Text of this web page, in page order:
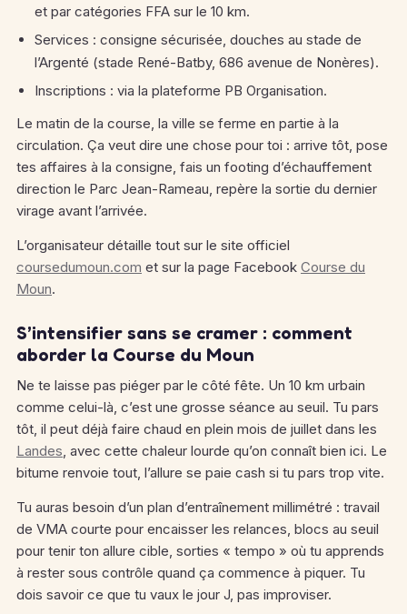
et par catégories FFA sur le 10 km.
Services : consigne sécurisée, douches au stade de
l’Argenté (stade René-Batby, 686 avenue de Nonères).
Inscriptions : via la plateforme PB Organisation.
Le matin de la course, la ville se ferme en partie à la
circulation. Ça veut dire une chose pour toi : arrive tôt, pose
tes affaires à la consigne, fais un footing d’échauffement
direction le Parc Jean-Rameau, repère la sortie du dernier
virage avant l’arrivée.
L’organisateur détaille tout sur le site officiel
coursedumoun.com et sur la page Facebook Course du
Moun.
S’intensifier sans se cramer : comment
aborder la Course du Moun
Ne te laisse pas piéger par le côté fête. Un 10 km urbain
comme celui-là, c’est une grosse séance au seuil. Tu pars
tôt, il peut déjà faire chaud en plein mois de juillet dans les
Landes, avec cette chaleur lourde qu’on connaît bien ici. Le
bitume renvoie tout, l’allure se paie cash si tu pars trop vite.
Tu auras besoin d’un plan d’entraînement millimétré : travail
de VMA courte pour encaisser les relances, blocs au seuil
pour tenir ton allure cible, sorties « tempo » où tu apprends
à rester sous contrôle quand ça commence à piquer. Tu
dois savoir ce que tu vaux le jour J, pas improviser.